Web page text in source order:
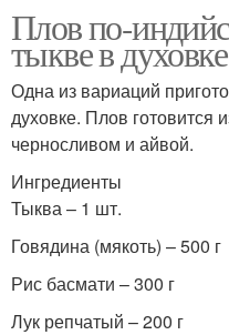
Плов по-
тыкве в духовке
Одна из вариаций
духовке. Плов готовится
черносливом и айвой.
Ингредиенты
Тыква – 1 шт.
Говядина (мякоть) – 500 г
Рис басмати – 300 г
Лук репчатый – 200 г